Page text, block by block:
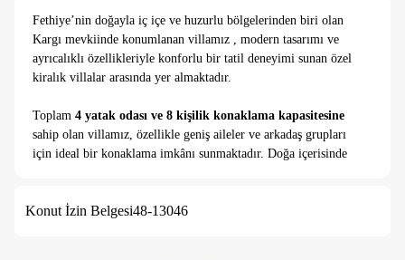
Fethiye’nin doğayla iç içe ve huzurlu bölgelerinden biri olan
Kargı mevkiinde konumlanan villamız , modern tasarımı ve
ayrıcalıklı özellikleriyle konforlu bir tatil deneyimi sunan özel
kiralık villalar arasında yer almaktadır.
Toplam 4 yatak odası ve 8 kişilik konaklama kapasitesine
sahip olan villamız, özellikle geniş aileler ve arkadaş grupları
için ideal bir konaklama imkânı sunmaktadır. Doğa içerisinde
Konut İzin Belgesi48-13046